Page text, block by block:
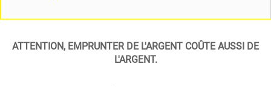
ATTENTION, EMPRUNTER DE L'ARGENT COÛTE AUSSI DE
L'ARGENT.